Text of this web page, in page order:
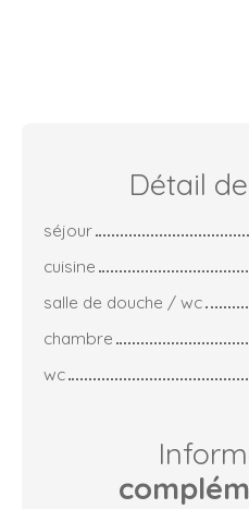
Détail
séjour
cuisine
salle de douche / wc
chambre
wc